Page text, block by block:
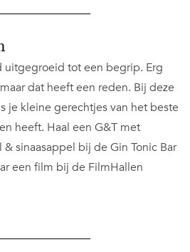
uitgegroeid tot een begrip. Erg
dat heeft een reden. Bij deze
je kleine gerechtjes van het beste
heeft. Haal een G&T met
sinaasappel bij de Gin Tonic Bar
een film bij de FilmHallen